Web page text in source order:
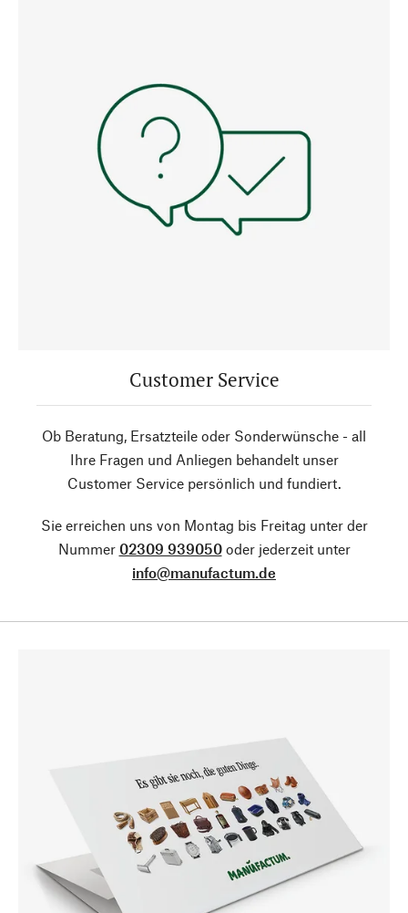
Customer Service
Ob Beratung, Ersatzteile oder Sonderwünsche - all
Ihre Fragen und Anliegen behandelt unser
Customer Service persönlich und fundiert.
Sie erreichen uns von Montag bis Freitag unter der
Nummer 02309 939050oder jederzeit unter
info@manufactum.de